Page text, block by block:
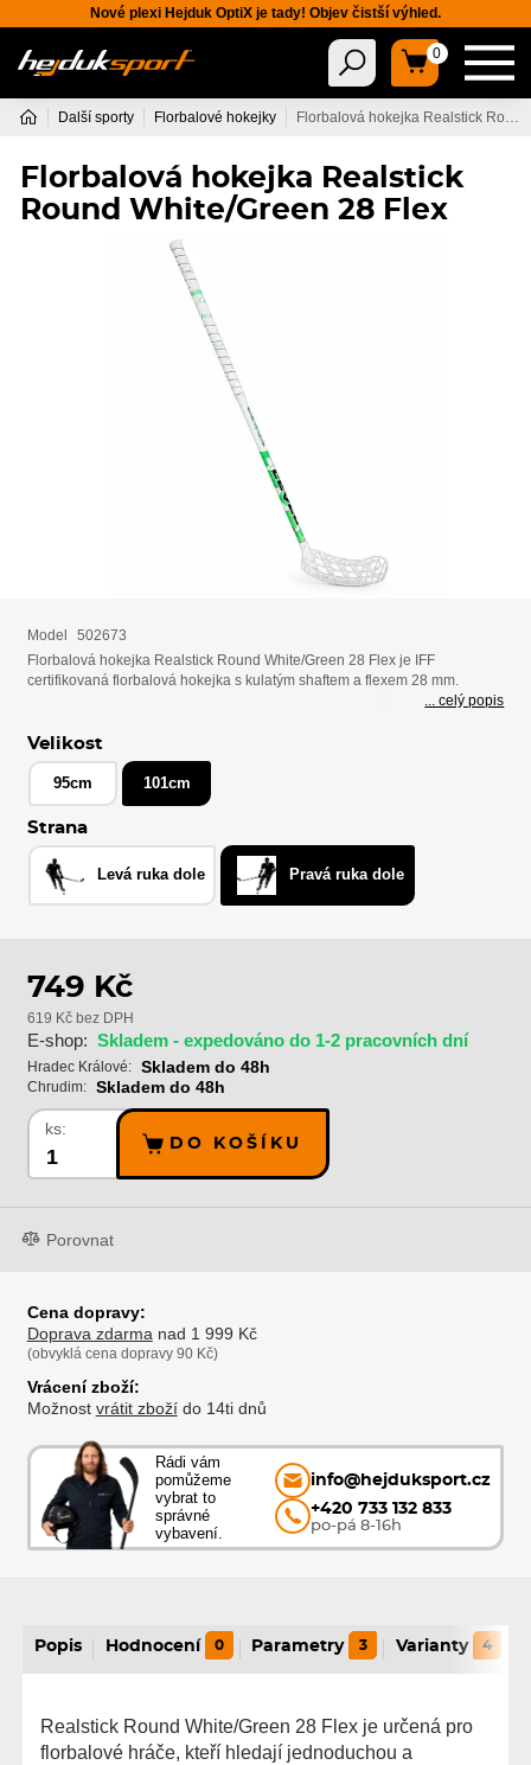
Nové plexi Hejduk OptiX je tady! Objev čistší výhled.
0
Další sporty Florbalové hokejky
Florbalová hokejka Realstick
Round White/Green 28 Flex
Model
502673
Florbalová hokejka Realstick Round White/Green 28 Flex je IFF
certifikovaná florbalová hokejka s kulatým shaftem a flexem 28 mm.
... celý popis
Velikost
95cm 101cm
Strana
Levá ruka dole Pravá ruka dole
749 Kč
619 Kč bez DPH
E-shop: Skladem - expedováno do 1-2 pracovních dní
Hradec Králové: Skladem do 48h
Chrudim: Skladem do 48h
ks:
DO KOŠÍKU
Porovnat
Cena dopravy:
Doprava zdarma nad 1 999 Kč
(obvyklá cena dopravy 90 Kč)
Vrácení zboží:
Možnost vrátit zbožído 14ti dnů
Rádi vám
pomůžeme
vybrat to
správné
vybavení.
info@hejduksport.cz
+420 733 132 833
po-pá 8-16h
Popis Hodnocení 0 Parametry 3 Varianty 4
Realstick Round White/Green 28 Flex je určená pro
florbalové hráče, kteří hledají jednoduchou a